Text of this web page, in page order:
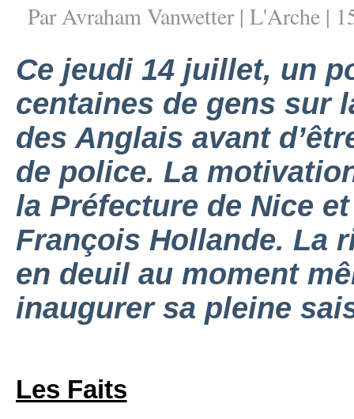
Par Avraham Vanwetter | L'Arche |
Ce jeudi 14 juillet, un
centaines de gens sur
des Anglais avant
de police. La
la Préfecture de Nice
François Hollande. La
en deuil au moment
inaugurer sa pleine
Les Faits